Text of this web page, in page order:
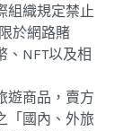
組織規定禁止
於網路賭
、NFT以及相
遊商品，賣方
「國內、外旅